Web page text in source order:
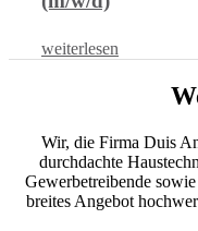
weiterlesen
Wir, die Firma Duis
durchdachte
Gewerbetreibende
breites Angebot